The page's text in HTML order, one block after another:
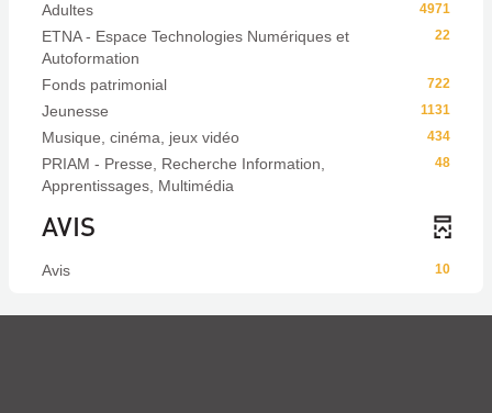
4971
Adultes
22
ETNA - Espace Technologies Numériques et
Autoformation
722
Fonds patrimonial
1131
Jeunesse
434
Musique, cinéma, jeux vidéo
48
PRIAM - Presse, Recherche Information,
Apprentissages, Multimédia
AVIS
10
Avis